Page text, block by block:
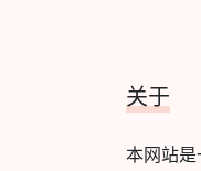
关于
本网站是